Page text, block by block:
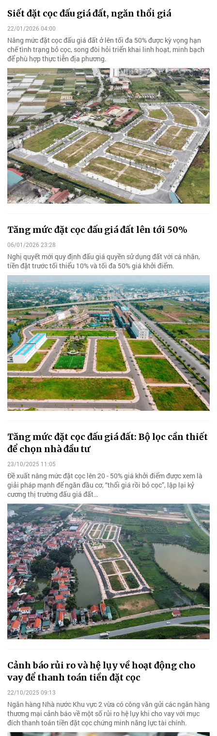
Siết đặt cọc đấu giá đất, ngăn thổi giá
22/01/2026 04:00
Nâng mức đặt cọc đấu giá đất ở lên tối đa 50% được kỳ vọng hạn
chế tình trạng bỏ cọc, song đòi hỏi triển khai linh hoạt, minh bạch
để phù hợp thực tiễn địa phương.
Tăng mức đặt cọc đấu giá đất lên tới 50%
06/01/2026 23:28
Nghị quyết mới quy định đấu giá quyền sử dụng đất với cá nhân,
tiền đặt trước tối thiểu 10% và tối đa 50% giá khởi điểm.
Tăng mức đặt cọc đấu giá đất: Bộ lọc cần thiết
để chọn nhà đầu tư
23/10/2025 11:05
Đề xuất nâng mức đặt cọc lên 20 - 50% giá khởi điểm được xem là
giải pháp mạnh để ngăn đầu cơ, “thổi giá rồi bỏ cọc”, lập lại kỷ
cương thị trường đấu giá đất…
Cảnh báo rủi ro và hệ lụy về hoạt động cho
vay để thanh toán tiền đặt cọc
22/10/2025 09:13
Ngân hàng Nhà nước Khu vực 2 vừa có công văn gửi các ngân hàng
thương mại cảnh báo về một số rủi ro hệ lụy khi cho vay với mục
đích thanh toán tiền đặt cọc chứng minh năng lực tài chính.